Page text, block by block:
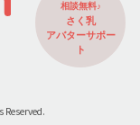
相談無料♪
さく乳
アバターサポー
ト